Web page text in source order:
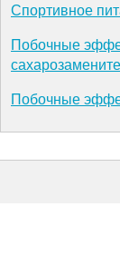
Спортивное
Побочные
Побочные